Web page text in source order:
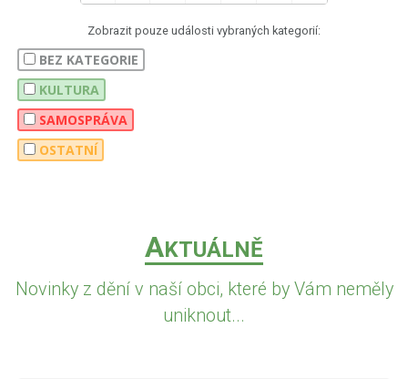
Zobrazit pouze události vybraných kategorií:
BEZ KATEGORIE
KULTURA
SAMOSPRÁVA
OSTATNÍ
AKTUÁLNĚ
Novinky z dění v naší obci, které by Vám neměly
uniknout...